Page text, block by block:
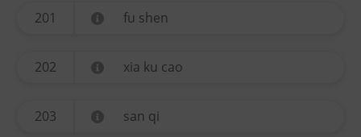
201 fu shen
202 xia ku cao
203 san qi